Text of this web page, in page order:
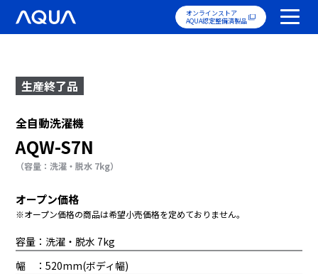
オンラインストア
AQUA認定整備済製品
生産終了品
全自動洗濯機
AQW-S7N
（容量：洗濯・脱水 7kg）
オープン価格
※オープン価格の商品は希望小売価格を定めておりません。
容量：洗濯・脱水 7kg
幅 ：520mm(ボディ幅)